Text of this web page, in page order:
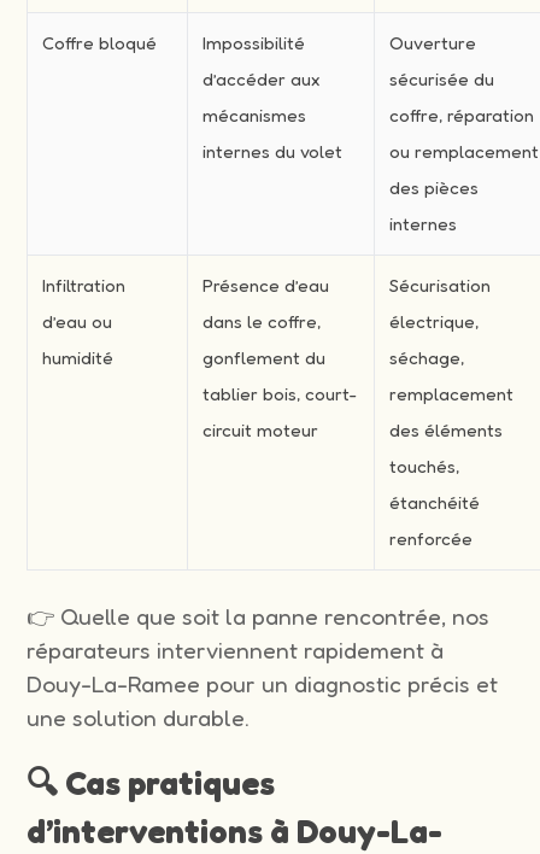
Coffre bloqué
Impossibilité
d’accéder aux
mécanismes
internes du volet
Ouverture
sécurisée du
coffre, réparation
ou remplacement
des pièces
internes
Infiltration
d’eau ou
humidité
Présence d’eau
dans le coffre,
gonflement du
tablier bois, court-
circuit moteur
Sécurisation
électrique,
séchage,
remplacement
des éléments
touchés,
étanchéité
renforcée
👉 Quelle que soit la panne rencontrée, nos
réparateurs interviennent rapidement à
Douy-La-Ramee pour un diagnostic précis et
une solution durable.
🔍 Cas pratiques
d’interventions à Douy-La-